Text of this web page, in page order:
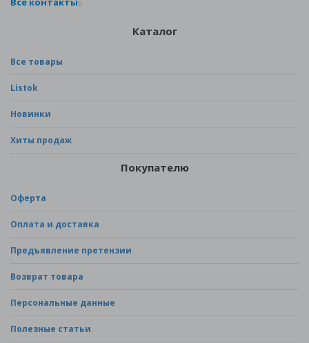
Каталог
Все товары
Listok
Новинки
Хиты продаж
Покупателю
Оферта
Оплата и доставка
Предъявление претензии
Возврат товара
Персональные данные
Полезные статьи